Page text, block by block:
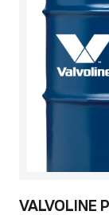
VALVOLINE